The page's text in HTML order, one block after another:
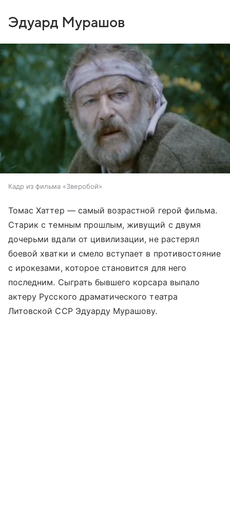
Эдуард Мурашов
Кадр из фильма «Зверобой»
Томас Хаттер — самый возрастной герой фильма.
Старик с темным прошлым, живущий с двумя
дочерьми вдали от цивилизации, не растерял
боевой хватки и смело вступает в противостояние
с ирокезами, которое становится для него
последним. Сыграть бывшего корсара выпало
актеру Русского драматического театра
Литовской ССР Эдуарду Мурашову.